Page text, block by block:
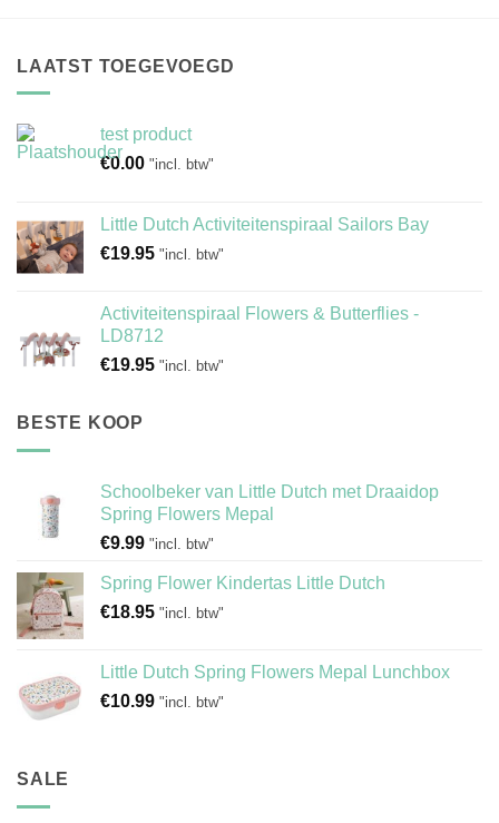
LAATST TOEGEVOEGD
test product
€0.00 "incl. btw"
Little Dutch Activiteitenspiraal Sailors Bay
€19.95 "incl. btw"
Activiteitenspiraal Flowers & Butterflies -
LD8712
€19.95 "incl. btw"
BESTE KOOP
Schoolbeker van Little Dutch met Draaidop
Spring Flowers Mepal
€9.99 "incl. btw"
Spring Flower Kindertas Little Dutch
€18.95 "incl. btw"
Little Dutch Spring Flowers Mepal Lunchbox
€10.99 "incl. btw"
SALE